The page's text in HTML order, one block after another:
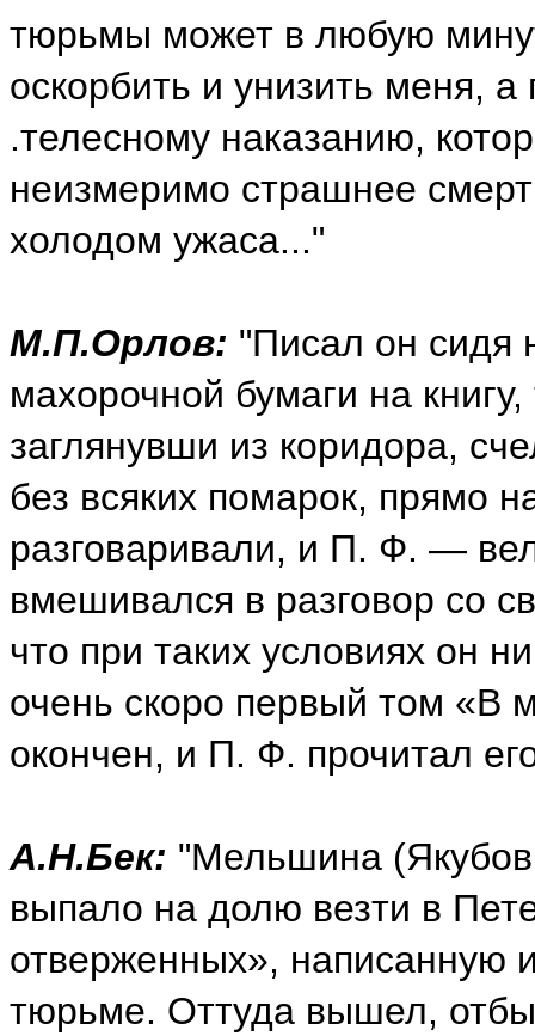
тюрьмы может в любую
оскорбить и унизить меня, а
.телесному наказанию,
неизмеримо страшнее
холодом ужаса..."
М.П.Орлов: "Писал он сидя
махорочной бумаги на
заглянувши из коридора,
без всяких помарок, прямо
разговаривали, и П. Ф. —
вмешивался в разговор со
что при таких условиях он
очень скоро первый том «В
окончен, и П. Ф. прочитал
А.Н.Бек: "Мельшина
выпало на долю везти в
отверженных», написанную
тюрьме. Оттуда вышел,